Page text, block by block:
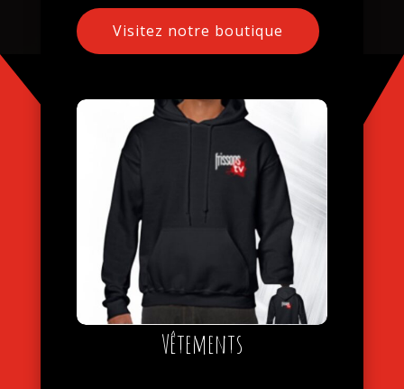
Visitez notre boutique
Vêtements